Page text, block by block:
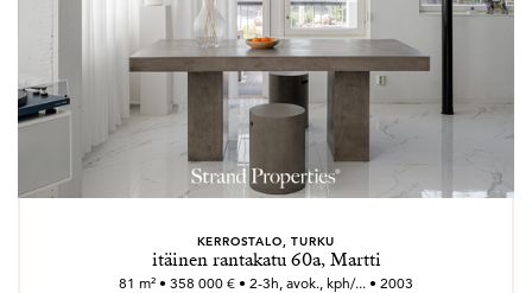
KERROSTALO, TURKU
itäinen rantakatu 60a, Martti
81 m² • 358 000 € • 2-3h, avok., kph/... • 2003